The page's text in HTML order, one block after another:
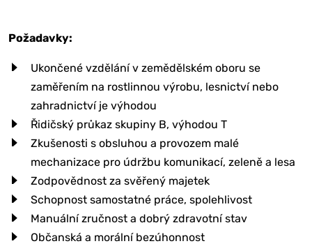
Požadavky:
Ukončené vzdělání v zemědělském oboru se
zaměřením na rostlinnou výrobu, lesnictví nebo
zahradnictví je výhodou
Řidičský průkaz skupiny B, výhodou T
Zkušenosti s obsluhou a provozem malé
mechanizace pro údržbu komunikací, zeleně a lesa
Zodpovědnost za svěřený majetek
Schopnost samostatné práce, spolehlivost
Manuální zručnost a dobrý zdravotní stav
Občanská a morální bezúhonnost